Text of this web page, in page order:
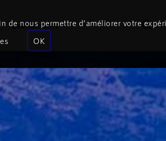
Événements
de nous permettre d’améliorer votre
OK